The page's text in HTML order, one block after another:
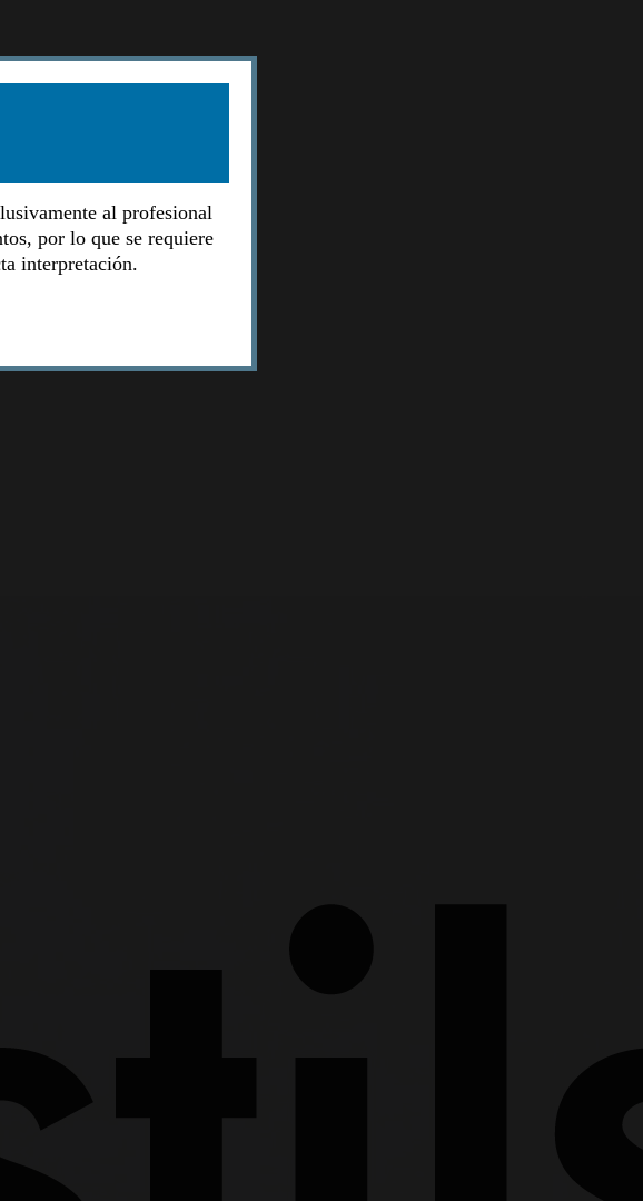
al profesional
por lo que se requiere
interpretación.